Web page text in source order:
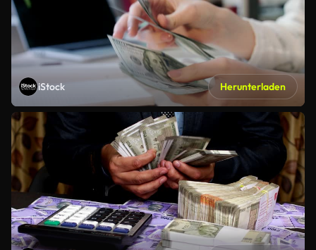
iStock Herunterladen